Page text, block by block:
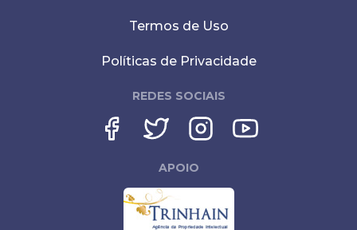
Termos de Uso
Políticas de Privacidade
REDES SOCIAIS
APOIO